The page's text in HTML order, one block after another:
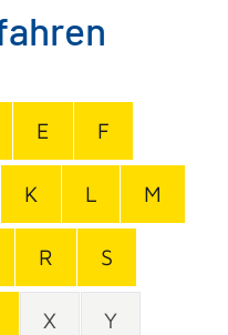
E F
K L M
R S
X Y